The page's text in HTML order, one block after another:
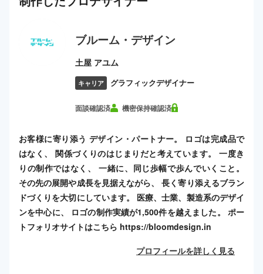
ブルーム・デザイン
土屋 アユム
キャリア グラフィックデザイナー
面談確認済 機密保持確認済
お客様に寄り添う デザイン・パートナー。 ロゴは完成品で
はなく、 関係づくりのはじまりだと考えています。 一度き
りの制作ではなく、 一緒に、同じ歩幅で歩んでいくこと。
その先の展開や成長を見据えながら、 長く寄り添えるブラン
ドづくりを大切にしています。 医療、士業、製造系のデザイ
ンを中心に、 ロゴの制作実績が1,500件を越えました。 ポー
トフォリオサイトはこちら https://bloomdesign.in
プロフィールを詳しく見る